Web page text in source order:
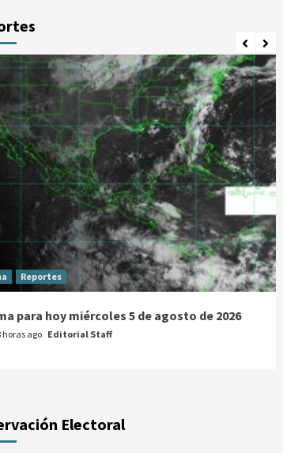
Reportes
para hoy miércoles 5 de agosto de 2026
horas ago Editorial Staff
Electoral